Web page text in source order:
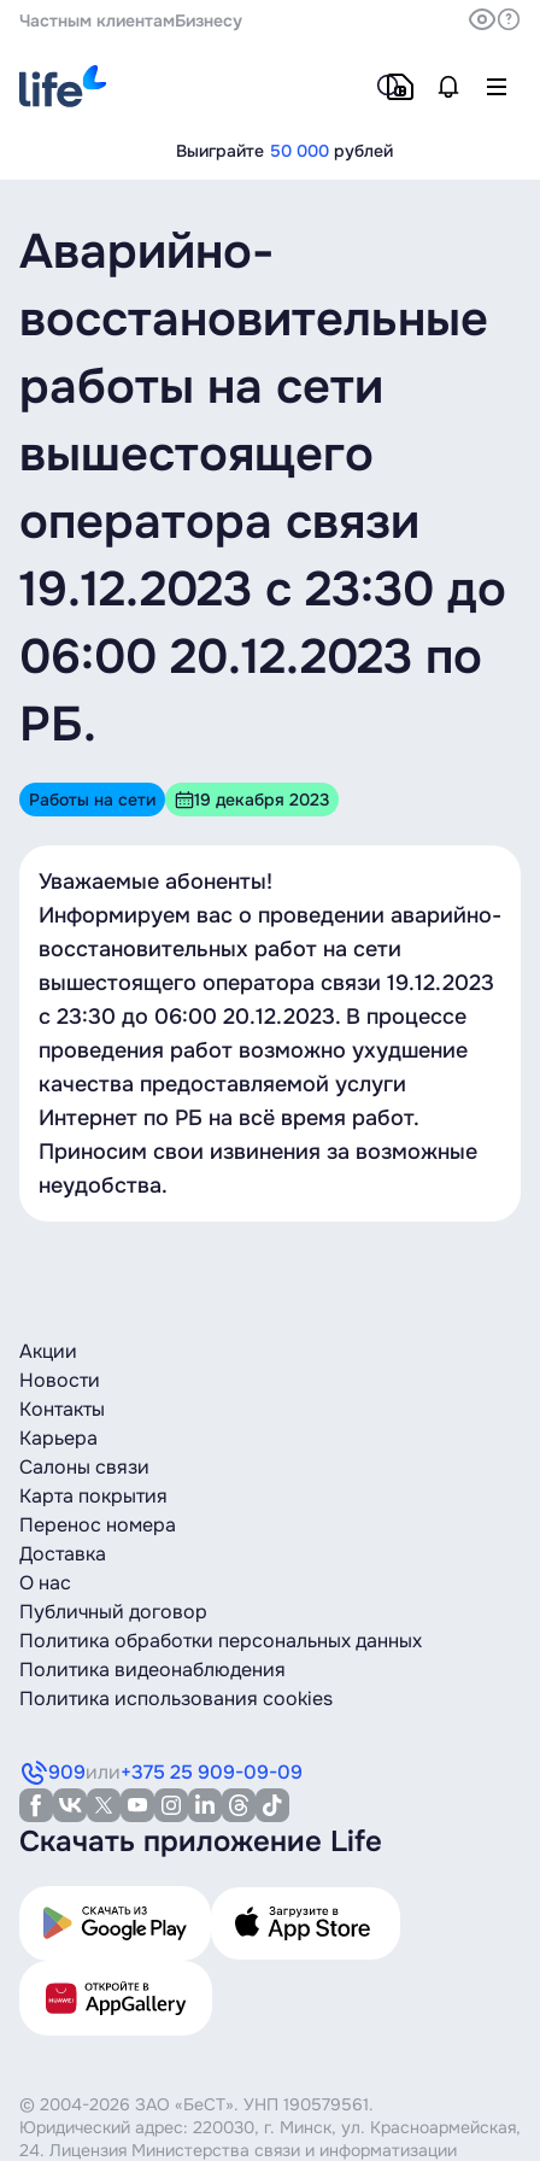
Частным клиентамБизнесу
Выиграйте 50 000 рублей
Аварийно-
восстановительные
работы на сети
вышестоящего
оператора связи
19.12.2023 c 23:30 до
06:00 20.12.2023 по
РБ.
Работы на сети 19 декабря 2023
Уважаемые абоненты!
Информируем вас о проведении аварийно-
восстановительных работ на сети
вышестоящего оператора связи 19.12.2023
c 23:30 до 06:00 20.12.2023. В процессе
проведения работ возможно ухудшение
качества предоставляемой услуги
Интернет по РБ на всё время работ.
Приносим свои извинения за возможные
неудобства.
Акции
Новости
Контакты
Карьера
Салоны связи
Карта покрытия
Перенос номера
Доставка
О нас
Публичный договор
Политика обработки персональных данных
Политика видеонаблюдения
Политика использования cookies
909или+375 25 909-09-09
Скачать приложение Life
© 2004-2026 ЗАО «БеСТ». УНП 190579561.
Юридический адрес: 220030, г. Минск, ул. Красноармейская,
24. Лицензия Министерства связи и информатизации